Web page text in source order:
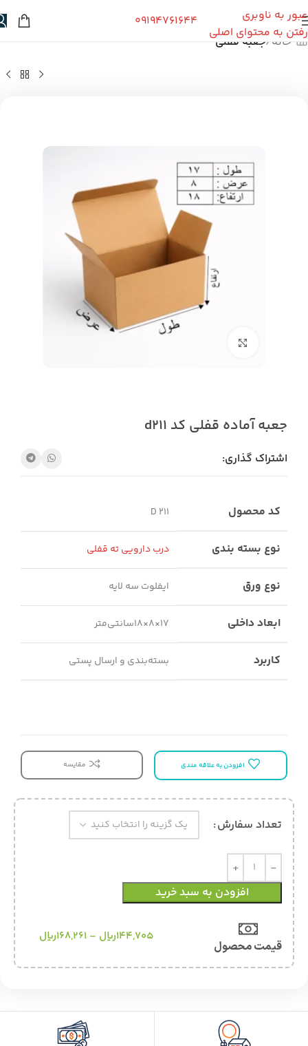
عبور به ناوبری
رفتن به محتوای اصلی
09194761644
خانه جعبه قفلی
جعبه آماده قفلی کد d211
اشتراک گذاری:
کد محصول D 211
نوع بسته بندی درب دارویی ته قفلی
نوع ورق ایفلوت سه لایه
ابعاد داخلی 17×8×18سانتی‌متر
کاربرد بسته‌بندی و ارسال پستی
افزودن به علاقه مندی مقایسه
تعداد سفارش
افزودن به سبد خرید
قیمت محصول
144,705ریال –
168,261ریال